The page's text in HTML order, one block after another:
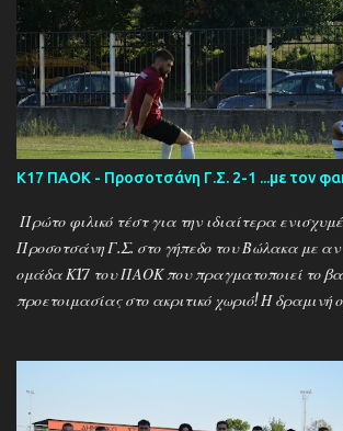
Ξηροποτάμος - Νευροκοπι 2-2 Α.Ο. Καβάλα -
Μαυρόβατος - Αμπελοκηποι 0-2 Κ17 ΠΑΟΚ -
(7/8)
--------- Ν. Αμισος - Νεοχώρι Σερρών 3-0
Κ17 ΠΑΟΚ - Προσοτσάνη Γ.Σ. 2-1 ...με τον
Πρώτο φιλικό τέστ για την ιδιαίτερα
Προσοτσάνη Γ.Σ. στο γήπεδο του Βώλακα με
ομάδα Κ17 του ΠΑΟΚ που πραγματοποιεί το
προετοιμασίας στο ακριτικό χωριό! Η δραμινή
κινήσεις και σίγουρα θέλει τον απαραίτητο